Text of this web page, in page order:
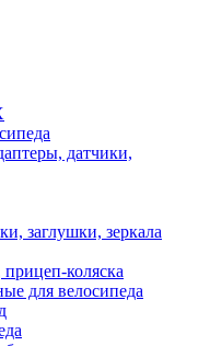
датчики,
заглушки, зеркала
прицеп-коляска
для велосипеда